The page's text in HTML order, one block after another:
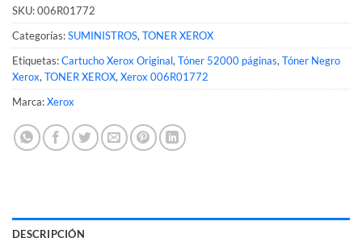
SKU:006R01772
Categorías:SUMINISTROS,TONER XEROX
Etiquetas:Cartucho Xerox Original,Tóner 52000 páginas,Tóner Negro
Xerox,TONER XEROX,Xerox 006R01772
Marca:Xerox
DESCRIPCIÓN